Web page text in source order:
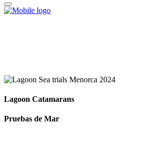
Lagoon Catamarans
Pruebas de Mar